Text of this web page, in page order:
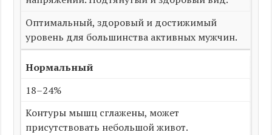
Оптимальный, здоровый и достижимый
уровень для большинства активных мужчин.
Нормальный
18–24%
Контуры мышц сглажены, может
присутствовать небольшой живот.